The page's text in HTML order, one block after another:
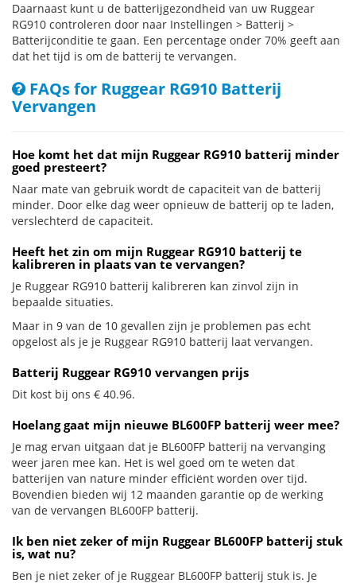
Daarnaast kunt u de batterijgezondheid van uw Ruggear
RG910 controleren door naar Instellingen > Batterij >
Batterijconditie te gaan. Een percentage onder 70% geeft aan
dat het tijd is om de batterij te vervangen.
FAQs for Ruggear RG910 Batterij
Vervangen
Hoe komt het dat mijn Ruggear RG910 batterij minder
goed presteert?
Naar mate van gebruik wordt de capaciteit van de batterij
minder. Door elke dag weer opnieuw de batterij op te laden,
verslechterd de capaciteit.
Heeft het zin om mijn Ruggear RG910 batterij te
kalibreren in plaats van te vervangen?
Je Ruggear RG910 batterij kalibreren kan zinvol zijn in
bepaalde situaties.
Maar in 9 van de 10 gevallen zijn je problemen pas echt
opgelost als je je Ruggear RG910 batterij laat vervangen.
Batterij Ruggear RG910 vervangen prijs
Dit kost bij ons € 40.96.
Hoelang gaat mijn nieuwe BL600FP batterij weer mee?
Je mag ervan uitgaan dat je BL600FP batterij na vervanging
weer jaren mee kan. Het is wel goed om te weten dat
batterijen van nature minder efficiënt worden over tijd.
Bovendien bieden wij 12 maanden garantie op de werking
van de vervangen BL600FP batterij.
Ik ben niet zeker of mijn Ruggear BL600FP batterij stuk
is, wat nu?
Ben je niet zeker of je Ruggear BL600FP batterij stuk is. Je